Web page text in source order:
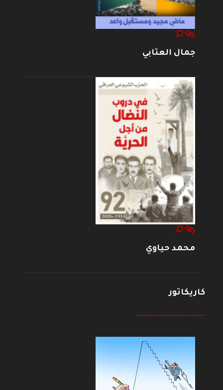
جمال العتابي
محمد حياوي
كاريكاتور
--------------------